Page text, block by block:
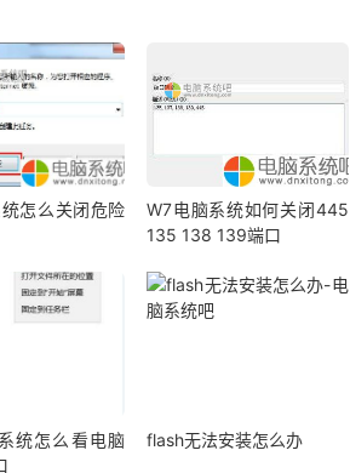
怎么关闭危险
W7电脑系统如何关闭445
135 138 139端口
统怎么看电脑
flash无法安装怎么办